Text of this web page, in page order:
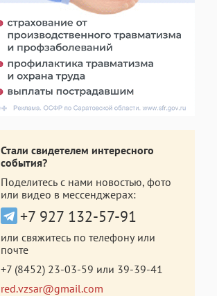
Стали свидетелем интересного
события?
Поделитесь с нами новостью, фото
или видео в мессенджерах:
+7 927 132-57-91
или свяжитесь по телефону или
почте
+7 (8452) 23-03-59 или 39-39-41
red.vzsar@gmail.com